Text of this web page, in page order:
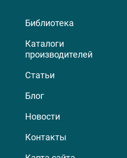
Библиотека
Каталоги
производителей
Статьи
Блог
Новости
Контакты